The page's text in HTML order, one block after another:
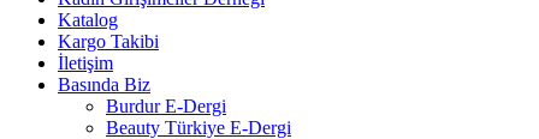
Katalog
Kargo Takibi
İletişim
Basında Biz
Burdur E-Dergi
Beauty Türkiye E-Dergi